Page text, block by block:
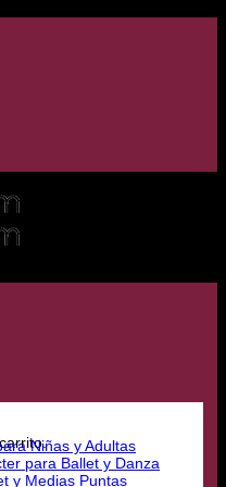
Niñas y Adultas
para Ballet y Danza
y Medias Puntas